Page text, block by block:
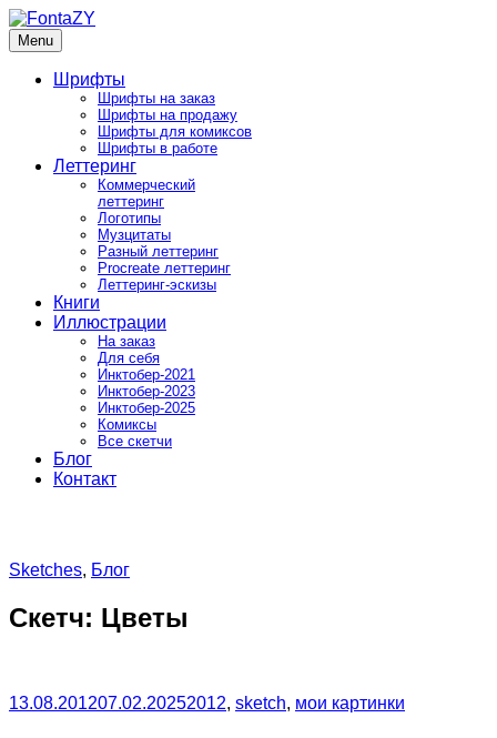
Skip
to
content
FontaZY
Fonts and pictures by Zakhar Yaschin
Menu
Шрифты
Шрифты на заказ
Шрифты на продажу
Шрифты для комиксов
Шрифты в работе
Леттеринг
Коммерческий
леттеринг
Логотипы
Музцитаты
Разный леттеринг
Procreate леттеринг
Леттеринг-эскизы
Книги
Иллюстрации
На заказ
Для себя
Инктобер-2021
Инктобер-2023
Инктобер-2025
Комиксы
Все скетчи
Блог
Контакт
Sketches, Блог
Скетч: Цветы
13.08.201207.02.20252012, sketch, мои картинки